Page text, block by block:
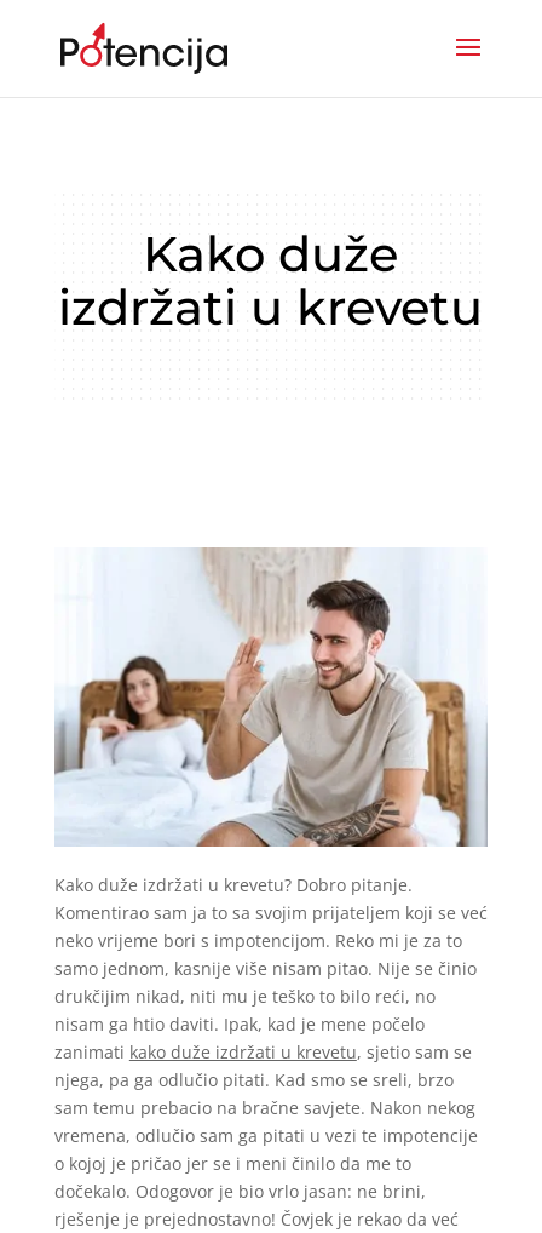
Kako duže
izdržati u krevetu
Kako duže izdržati u krevetu? Dobro pitanje.
Komentirao sam ja to sa svojim prijateljem koji se već
neko vrijeme bori s impotencijom. Reko mi je za to
samo jednom, kasnije više nisam pitao. Nije se činio
drukčijim nikad, niti mu je teško to bilo reći, no
nisam ga htio daviti. Ipak, kad je mene počelo
zanimati kako duže izdržati u krevetu, sjetio sam se
njega, pa ga odlučio pitati. Kad smo se sreli, brzo
sam temu prebacio na bračne savjete. Nakon nekog
vremena, odlučio sam ga pitati u vezi te impotencije
o kojoj je pričao jer se i meni činilo da me to
dočekalo. Odogovor je bio vrlo jasan: ne brini,
rješenje je prejednostavno! Čovjek je rekao da već